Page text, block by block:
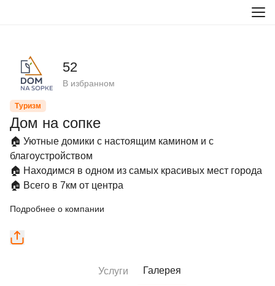
52
В избранном
Туризм
Дом на сопке
🏠 Уютные домики с настоящим камином и с
благоустройством
🏠 Находимся в одном из самых красивых мест города
🏠 Всего в 7км от центра
Подробнее о компании
Услуги Галерея